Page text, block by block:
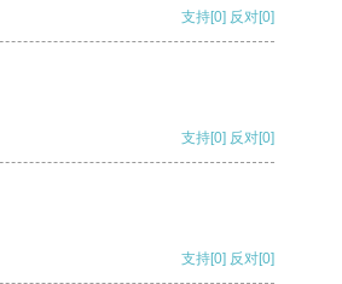
支持[0] 反对[0]
支持[0] 反对[0]
支持[0] 反对[0]